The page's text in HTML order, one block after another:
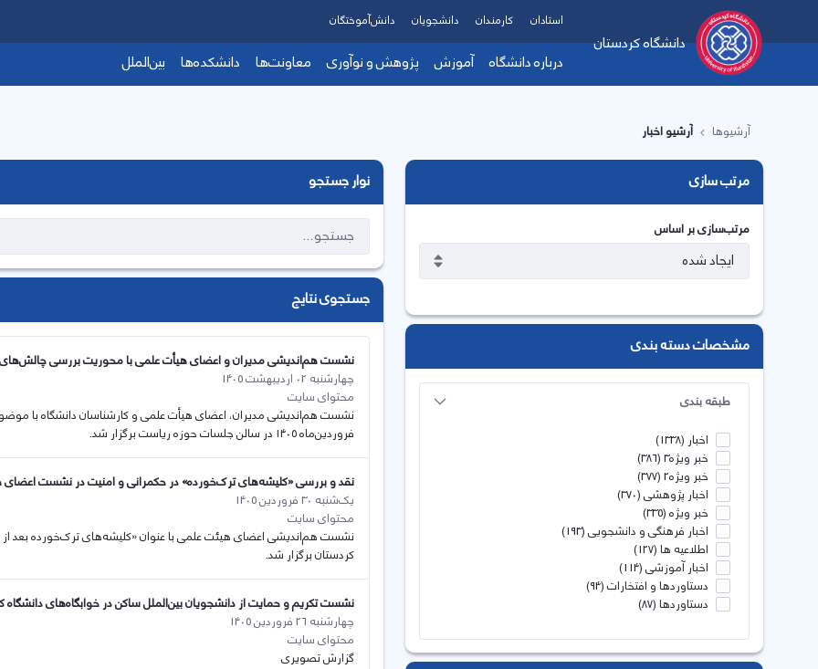
دانشگاه کردستان
درباره دانشگاه آموزش پژوهش و نوآوری معاونت‌ها دانشکده‌ها بین‌الملل
استادان کارمندان دانشجویان دانش‌آموختگان
آرشیوها آرشیو اخبار
مرتب سازی
مرتب‌سازی بر اساس
مشخصات دسته بندی
طبقه بندی
اخبار (1338)
خبر ویژه3 (386)
خبر ویژه2 (377)
اخبار پژوهشی(370)
خبر ویژه(335)
اخبار فرهنگی و دانشجویی(193)
اطلاعیه ها(127)
اخبار آموزشی(114)
دستاوردها و افتخارات(94)
دستاوردها(87)
نوار جستجو
جستجوی نتایج
نشست هم‌اندیشی مدیران و اعضای هیأت علمی با محوریت بررسی
چهارشنبه 02 اردیبهشت 1405
محتوای سایت
فروردین‌ماه ۱۴۰۵ در سالن جلسات حوزه ریاست برگزار شد.
نقد و بررسی «کلیشه‌های ترک‌خورده» در حکمرانی و امنیت در نشست اعضای
یک‌شنبه 30 فروردین 1405
محتوای سایت
کردستان برگزار شد.
نشست تکریم و حمایت از دانشجویان بین‌الملل ساکن در خوابگاه‌های
چهارشنبه 26 فروردین 1405
محتوای سایت
گزارش تصویری